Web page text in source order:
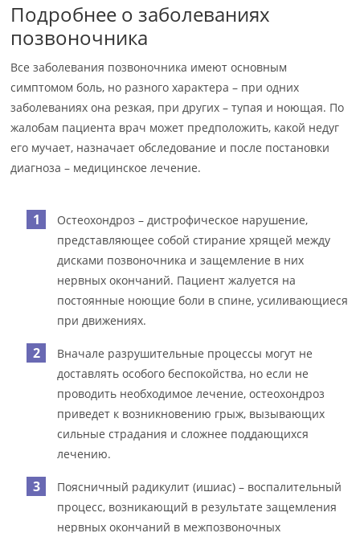
Подробнее о заболеваниях
позвоночника
Все заболевания позвоночника имеют основным
симптомом боль, но разного характера – при одних
заболеваниях она резкая, при других – тупая и ноющая. По
жалобам пациента врач может предположить, какой недуг
его мучает, назначает обследование и после постановки
диагноза – медицинское лечение.
Остеохондроз – дистрофическое нарушение,
представляющее собой стирание хрящей между
дисками позвоночника и защемление в них
нервных окончаний. Пациент жалуется на
постоянные ноющие боли в спине, усиливающиеся
при движениях.
Вначале разрушительные процессы могут не
доставлять особого беспокойства, но если не
проводить необходимое лечение, остеохондроз
приведет к возникновению грыж, вызывающих
сильные страдания и сложнее поддающихся
лечению.
Поясничный радикулит (ишиас) – воспалительный
процесс, возникающий в результате защемления
нервных окончаний в межпозвоночных